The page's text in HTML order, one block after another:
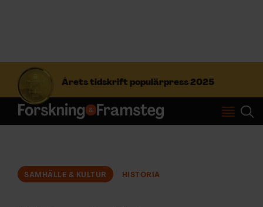
Årets tidskrift populärpress 2025
S
f
t
Prenumerera
SAMHÄLLE & KULTUR HISTORIA